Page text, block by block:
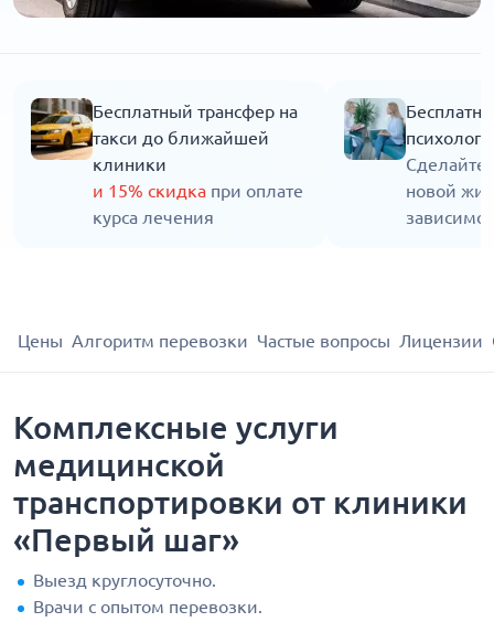
Бесплатный трансфер на
такси до ближайшей
клиники
и 15% скидка при оплате
курса лечения
психолога
Сделайте
новой
Цены Алгоритм перевозки Частые вопросы Лицензии
Комплексные услуги
медицинской
транспортировки от клиники
«Первый шаг»
Выезд круглосуточно.
Врачи с опытом перевозки.